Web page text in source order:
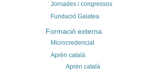
Jornades i congressos
Fundació Galatea
Formació externa
Microcredencial
Aprèn català
Aprèn català